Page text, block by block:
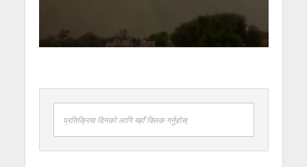
प्रतिक्रिया दिनको लागि यहाँ क्लिक गर्नुहोस्